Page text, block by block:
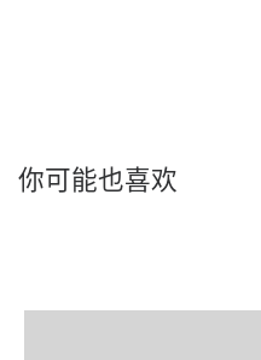
你可能也喜欢